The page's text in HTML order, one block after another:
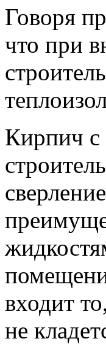
Говоря
что при
Кирпич с
входит
не